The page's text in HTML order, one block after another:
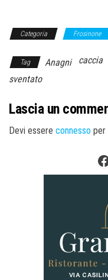
Categoria Frosinone
Tag Anagni caccia
sventato
Lascia un
Devi essere connesso per